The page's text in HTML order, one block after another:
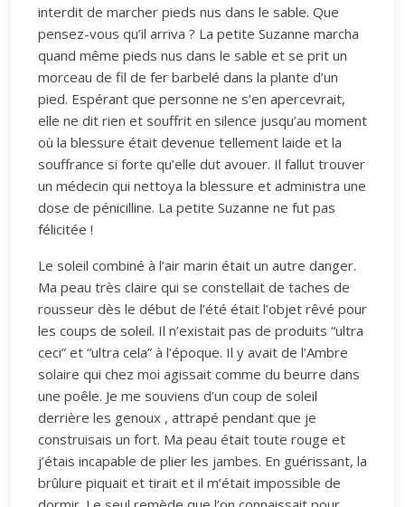
interdit de marcher pieds nus dans le sable. Que
pensez-vous qu’il arriva ? La petite Suzanne marcha
quand même pieds nus dans le sable et se prit un
morceau de fil de fer barbelé dans la plante d’un
pied. Espérant que personne ne s’en apercevrait,
elle ne dit rien et souffrit en silence jusqu’au moment
où la blessure était devenue tellement laide et la
souffrance si forte qu’elle dut avouer. Il fallut trouver
un médecin qui nettoya la blessure et administra une
dose de pénicilline. La petite Suzanne ne fut pas
félicitée !
Le soleil combiné à l’air marin était un autre danger.
Ma peau très claire qui se constellait de taches de
rousseur dès le début de l’été était l’objet rêvé pour
les coups de soleil. Il n’existait pas de produits “ultra
ceci” et “ultra cela” à l’époque. Il y avait de l’Ambre
solaire qui chez moi agissait comme du beurre dans
une poêle. Je me souviens d’un coup de soleil
derrière les genoux , attrapé pendant que je
construisais un fort. Ma peau était toute rouge et
j’étais incapable de plier les jambes. En guérissant, la
brûlure piquait et tirait et il m’était impossible de